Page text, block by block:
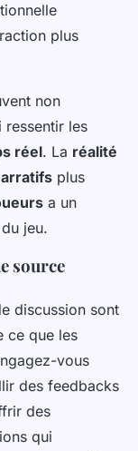
plus
non
ressentir les
réel. La réalité
plus
a un
du jeu.
source
discussion sont
ce que les
vous
des feedbacks
des
qui